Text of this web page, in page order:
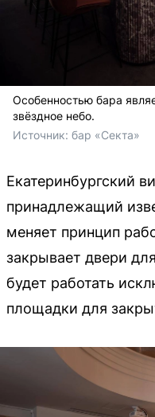
Особенностью бара
звёздное небо.
Источник: бар «Секта»
Екатеринбургский
принадлежащий
меняет принцип
закрывает двери
будет работать
площадки для